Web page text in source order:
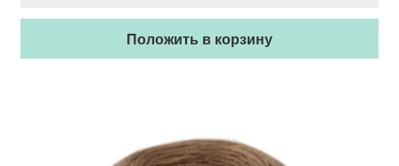
Положить в корзину